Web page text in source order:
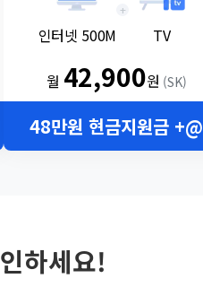
인터넷 500M
+
TV
월 42,900원 (SK)
48만원 현금지원금 +@
하세요!